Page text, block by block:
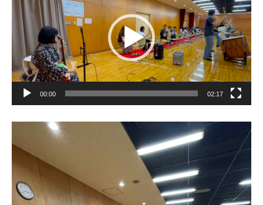
00:00 02:17